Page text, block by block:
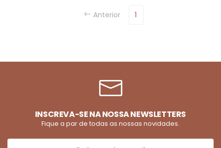
Anterior 1
INSCREVA-SE NA NOSSA NEWSLETTERS
Fique a par de todas as nossas novidades.